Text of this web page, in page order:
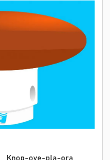
Knop-ove-pla-ora